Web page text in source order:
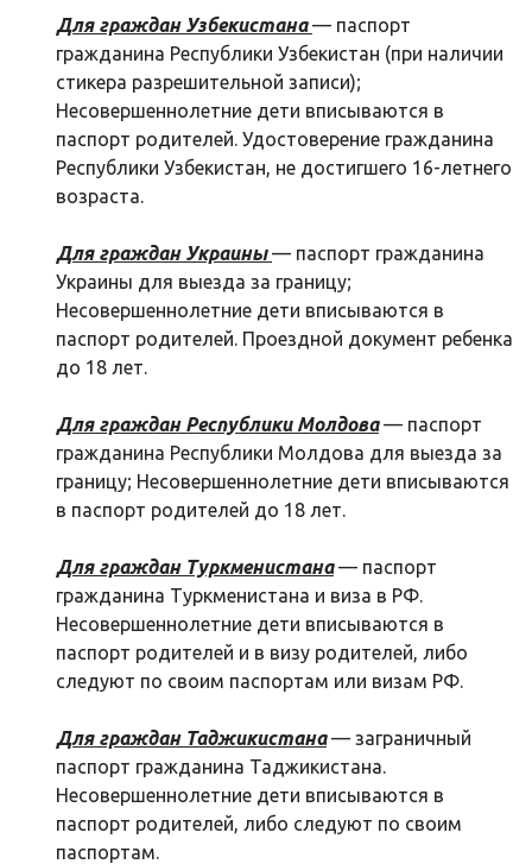
Для граждан Узбекистана — паспорт
гражданина Республики Узбекистан (при наличии
стикера разрешительной записи);
Несовершеннолетние дети вписываются в
паспорт родителей. Удостоверение гражданина
Республики Узбекистан, не достигшего 16-летнего
возраста.
Для граждан Украины — паспорт гражданина
Украины для выезда за границу;
Несовершеннолетние дети вписываются в
паспорт родителей. Проездной документ ребенка
до 18 лет.
Для граждан Республики Молдова— паспорт
гражданина Республики Молдова для выезда за
границу; Несовершеннолетние дети вписываются
в паспорт родителей до 18 лет.
Для граждан Туркменистана— паспорт
гражданина Туркменистана и виза в РФ.
Несовершеннолетние дети вписываются в
паспорт родителей и в визу родителей, либо
следуют по своим паспортам или визам РФ.
Для граждан Таджикистана— заграничный
паспорт гражданина Таджикистана.
Несовершеннолетние дети вписываются в
паспорт родителей, либо следуют по своим
паспортам.